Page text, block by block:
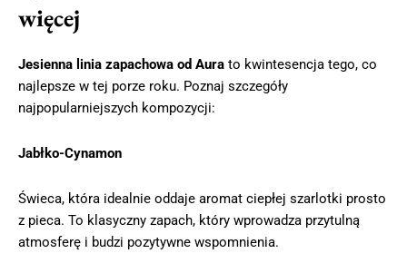
więcej
Jesienna linia zapachowa od Aura to kwintesencja tego, co
najlepsze w tej porze roku. Poznaj szczegóły
najpopularniejszych kompozycji:
Jabłko-Cynamon
Świeca, która idealnie oddaje aromat ciepłej szarlotki prosto
z pieca. To klasyczny zapach, który wprowadza przytulną
atmosferę i budzi pozytywne wspomnienia.